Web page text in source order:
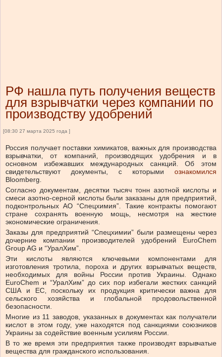
РФ нашла путь получения веществ
для взрывчатки через компании по
производству удобрений
[08:30 27 марта 2025 года ]
Россия получает поставки химикатов, важных для производства
взрывчатки, от компаний, производящих удобрения и в
основном избежавших международных санкций. Об этом
свидетельствуют документы, с которыми ознакомился
Bloomberg.
Согласно документам, десятки тысяч тонн азотной кислоты и
смеси азотно-серной кислоты были заказаны для предприятий,
подконтрольных АО “Спецхимия”. Такие контракты помогают
стране сохранять военную мощь, несмотря на жесткие
экономические ограничения.
Заказы для предприятий “Спецхимии” были размещены через
дочерние компании производителей удобрений EuroChem
Group AG и “УралХим”.
Эти кислоты являются ключевыми компонентами для
изготовления тротила, пороха и других взрывчатых веществ,
необходимых для войны России против Украины. Однако
EuroChem и “УралХим” до сих пор избегали жестких санкций
США и ЕС, поскольку их продукция критически важна для
сельского хозяйства и глобальной продовольственной
безопасности.
Многие из 11 заводов, указанных в документах как получатели
кислот в этом году, уже находятся под санкциями союзников
Украины за содействие военным усилиям России.
В то же время эти предприятия также производят взрывчатые
вещества для гражданского использования.